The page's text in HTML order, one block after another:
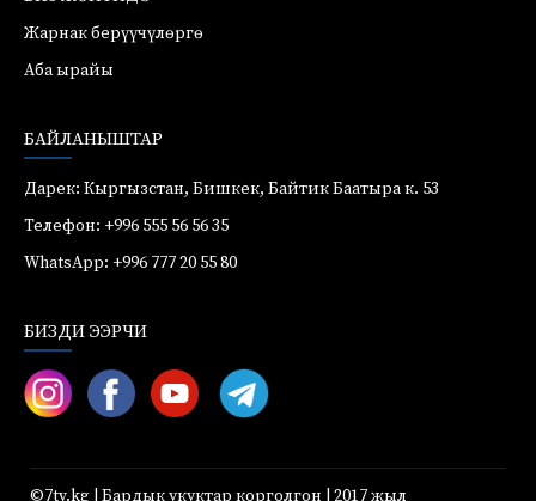
Жарнак берүүчүлөргө
Аба ырайы
БАЙЛАНЫШТАР
Дарек: Кыргызстан, Бишкек, Байтик Баатыра к. 53
Телефон: +996 555 56 56 35
WhatsApp: +996 777 20 55 80
БИЗДИ ЭЭРЧИ
©7tv.kg | Бардык укуктар корголгон | 2017 жыл